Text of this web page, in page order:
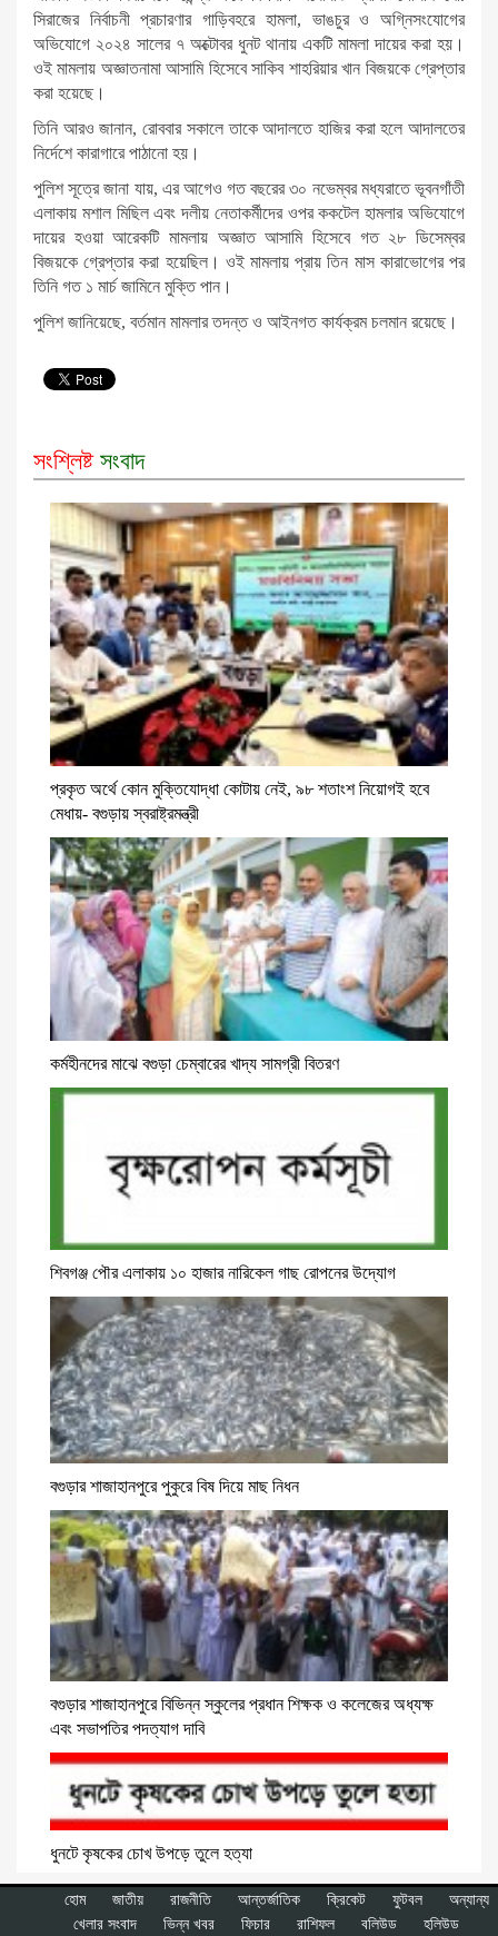
সিরাজের নির্বাচনী প্রচারণার গাড়িবহরে হামলা, ভাঙচুর ও অগ্নিসংযোগের
অভিযোগে ২০২৪ সালের ৭ অক্টোবর ধুনট থানায় একটি মামলা দায়ের করা হয়।
ওই মামলায় অজ্ঞাতনামা আসামি হিসেবে সাকিব শাহরিয়ার খান বিজয়কে গ্রেপ্তার
করা হয়েছে।
তিনি আরও জানান, রোববার সকালে তাকে আদালতে হাজির করা হলে আদালতের
নির্দেশে কারাগারে পাঠানো হয়।
পুলিশ সূত্রে জানা যায়, এর আগেও গত বছরের ৩০ নভেম্বর মধ্যরাতে ভূবনগাঁতী
এলাকায় মশাল মিছিল এবং দলীয় নেতাকর্মীদের ওপর ককটেল হামলার অভিযোগে
দায়ের হওয়া আরেকটি মামলায় অজ্ঞাত আসামি হিসেবে গত ২৮ ডিসেম্বর
বিজয়কে গ্রেপ্তার করা হয়েছিল। ওই মামলায় প্রায় তিন মাস কারাভোগের পর
তিনি গত ১ মার্চ জামিনে মুক্তি পান।
পুলিশ জানিয়েছে, বর্তমান মামলার তদন্ত ও আইনগত কার্যক্রম চলমান রয়েছে।
সংশ্লিষ্ট সংবাদ
প্রকৃত অর্থে কোন মুক্তিযোদ্ধা কোটায় নেই, ৯৮ শতাংশ নিয়োগই হবে
মেধায়- বগুড়ায় স্বরাষ্ট্রমন্ত্রী
কর্মহীনদের মাঝে বগুড়া চেম্বারের খাদ্য সামগ্রী বিতরণ
শিবগঞ্জ পৌর এলাকায় ১০ হাজার নারিকেল গাছ রোপনের উদ্যোগ
বগুড়ার শাজাহানপুরে পুকুরে বিষ দিয়ে মাছ নিধন
বগুড়ার শাজাহানপুরে বিভিন্ন স্কুলের প্রধান শিক্ষক ও কলেজের অধ্যক্ষ
এবং সভাপতির পদত্যাগ দাবি
ধুনটে কৃষকের চোখ উপড়ে তুলে হত্যা
হোম জাতীয় রাজনীতি আন্তর্জাতিক ক্রিকেট ফুটবল
অন্যান্য
খেলার সংবাদ
ভিন্ন খবর ফিচার রাশিফল বলিউড হলিউড